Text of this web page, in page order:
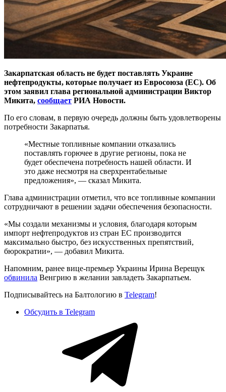
Закарпатская область не будет поставлять Украине
нефтепродукты, которые получает из Евросоюза (ЕС). Об
этом заявил глава региональной администрации Виктор
Микита, сообщает РИА Новости.
По его словам, в первую очередь должны быть удовлетворены
потребности Закарпатья.
«Местные топливные компании отказались
поставлять горючее в другие регионы, пока не
будет обеспечена потребность нашей области. И
это даже несмотря на сверхрентабельные
предложения», — сказал Микита.
Глава администрации отметил, что все топливные компании
сотрудничают в решении задачи обеспечения безопасности.
«Мы создали механизмы и условия, благодаря которым
импорт нефтепродуктов из стран ЕС производится
максимально быстро, без искусственных препятствий,
бюрократии», — добавил Микита.
Напомним, ранее вице-премьер Украины Ирина Верещук
обвинила Венгрию в желании завладеть Закарпатьем.
Подписывайтесь на Балтологию в Telegram!
Обсудить в Telegram